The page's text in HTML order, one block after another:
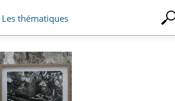
Les thématiques